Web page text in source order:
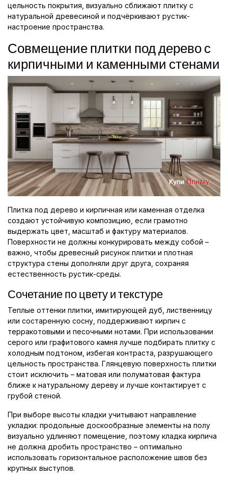
цельность покрытия, визуально сближают плитку с
натуральной древесиной и подчёркивают рустик-
настроение пространства.
Совмещение плитки под дерево с
кирпичными и каменными стенами
Плитка под дерево и кирпичная или каменная отделка
создают устойчивую композицию, если грамотно
выдержать цвет, масштаб и фактуру материалов.
Поверхности не должны конкурировать между собой –
важно, чтобы древесный рисунок плитки и плотная
структура стены дополняли друг друга, сохраняя
естественность рустик-среды.
Сочетание по цвету и текстуре
Теплые оттенки плитки, имитирующей дуб, лиственницу
или состаренную сосну, поддерживают кирпич с
терракотовыми и песочными нотами. При использовании
серого или графитового камня лучше подбирать плитку с
холодным подтоном, избегая контраста, разрушающего
цельность пространства. Глянцевую поверхность плитки
стоит исключить – матовая или полуматовая фактура
ближе к натуральному дереву и лучше контактирует с
грубой стеной.
При выборе высоты кладки учитывают направление
укладки: продольные доскообразные элементы на полу
визуально удлиняют помещение, поэтому кладка кирпича
не должна дробить пространство – оптимально
использовать горизонтальное расположение швов без
крупных выступов.